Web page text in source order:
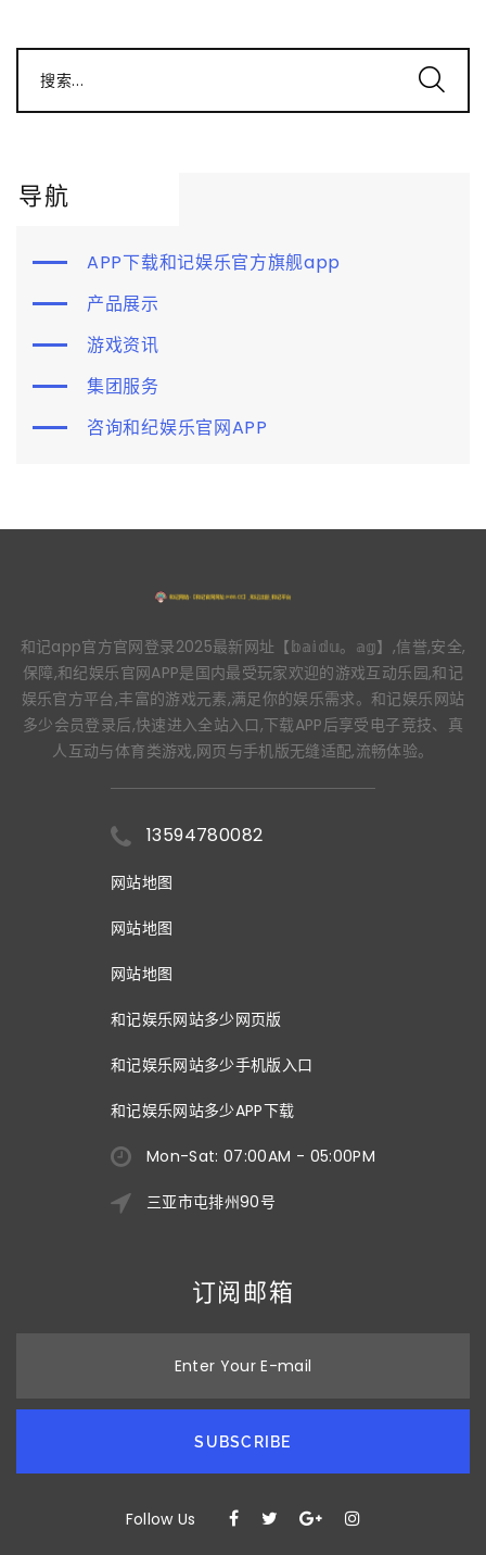
搜索...
导航
APP下载和记娱乐官方旗舰app
产品展示
游戏资讯
集团服务
咨询和纪娱乐官网APP
和记app官方官网登录2025最新网址【𝕓𝕒𝕚𝕕𝕦。𝕒𝕘】,信誉,安全,
保障,和纪娱乐官网APP是国内最受玩家欢迎的游戏互动乐园,和记
娱乐官方平台,丰富的游戏元素,满足你的娱乐需求。和记娱乐网站
多少会员登录后,快速进入全站入口,下载APP后享受电子竞技、真
人互动与体育类游戏,网页与手机版无缝适配,流畅体验。
13594780082
网站地图
网站地图
网站地图
和记娱乐网站多少网页版
和记娱乐网站多少手机版入口
和记娱乐网站多少APP下载
Mon-Sat: 07:00AM - 05:00PM
三亚市屯排州90号
订阅邮箱
Enter Your E-mail
SUBSCRIBE
Follow Us